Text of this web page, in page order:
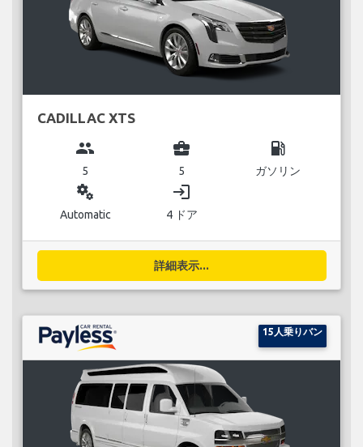
CADILLAC XTS
group
5
business_center
5
local_gas_station
ガソリン
miscellaneous_services
Automatic
login
4 ドア
詳細表示...
15人乗りバン